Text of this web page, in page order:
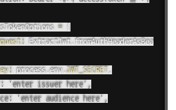
=
{
: ExtractJwt. fromAuthHeaderAsBea
: process .env.JWT_SECRET,
'enter issuer here',
'enter audience here',